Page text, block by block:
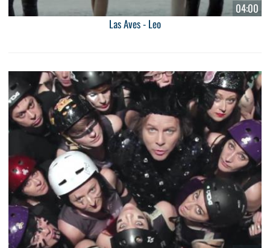
04:00
Las Aves - Leo